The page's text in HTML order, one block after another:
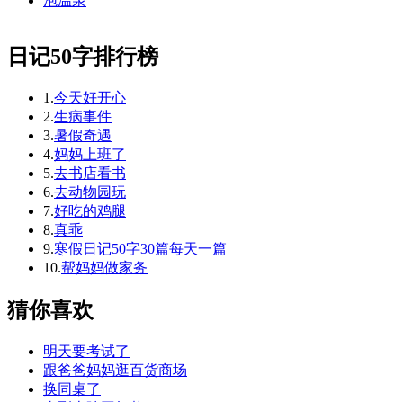
日记50字排行榜
1.今天好开心
2.生病事件
3.暑假奇遇
4.妈妈上班了
5.去书店看书
6.去动物园玩
7.好吃的鸡腿
8.真乖
9.寒假日记50字30篇每天一篇
10.帮妈妈做家务
猜你喜欢
明天要考试了
跟爸爸妈妈逛百货商场
换同桌了